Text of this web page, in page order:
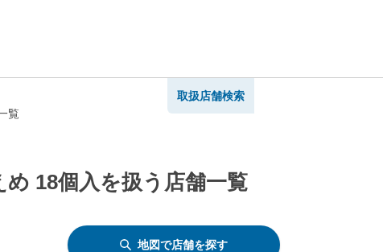
覧
取扱店舗検索
18個入を扱う店舗一覧
地図で店舗を探す